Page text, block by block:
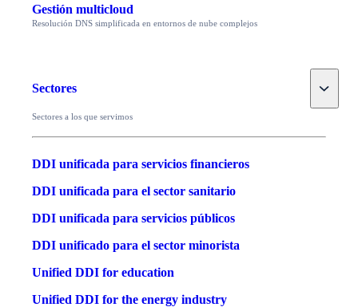
Gestión multicloud
Resolución DNS simplificada en entornos de nube complejos
Sectores Toggle
Sectores a los que servimos
DDI unificada para servicios financieros
DDI unificada para el sector sanitario
DDI unificada para servicios públicos
DDI unificado para el sector minorista
Unified DDI for education
Unified DDI for the energy industry